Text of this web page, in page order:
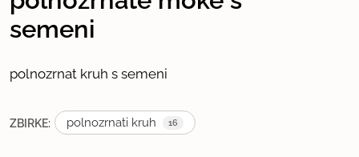
semeni
polnozrnat kruh s semeni
ZBIRKE: polnozrnati kruh 16